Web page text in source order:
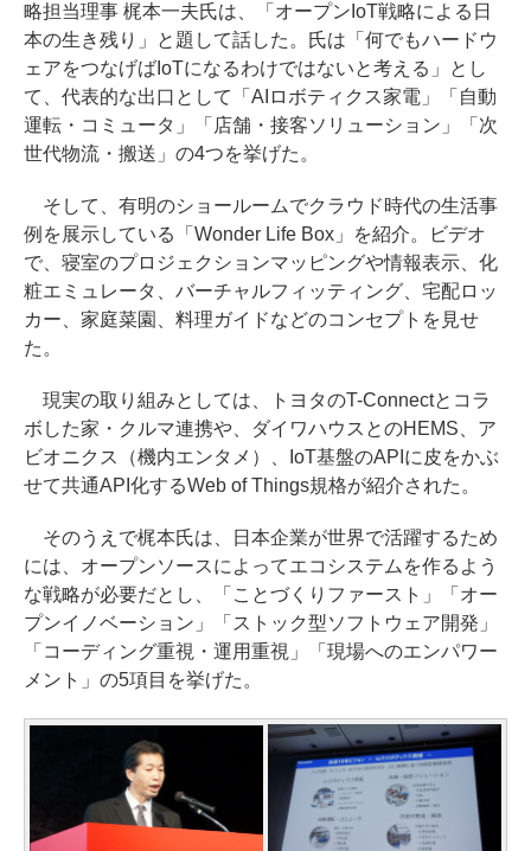
略担当理事 梶本一夫氏は、「オープンIoT戦略による日
本の生き残り」と題して話した。氏は「何でもハードウ
ェアをつなげばIoTになるわけではないと考える」とし
て、代表的な出口として「AIロボティクス家電」「自動
運転・コミュータ」「店舗・接客ソリューション」「次
世代物流・搬送」の4つを挙げた。
そして、有明のショールームでクラウド時代の生活事
例を展示している「Wonder Life Box」を紹介。ビデオ
で、寝室のプロジェクションマッピングや情報表示、化
粧エミュレータ、バーチャルフィッティング、宅配ロッ
カー、家庭菜園、料理ガイドなどのコンセプトを見せ
た。
現実の取り組みとしては、トヨタのT-Connectとコラ
ボした家・クルマ連携や、ダイワハウスとのHEMS、ア
ビオニクス（機内エンタメ）、IoT基盤のAPIに皮をかぶ
せて共通API化するWeb of Things規格が紹介された。
そのうえで梶本氏は、日本企業が世界で活躍するため
には、オープンソースによってエコシステムを作るよう
な戦略が必要だとし、「ことづくりファースト」「オー
プンイノベーション」「ストック型ソフトウェア開発」
「コーディング重視・運用重視」「現場へのエンパワー
メント」の5項目を挙げた。